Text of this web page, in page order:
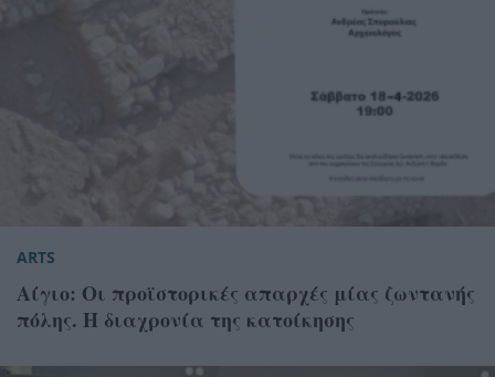
ARTS
Αίγιο: Οι προϊστορικές απαρχές μίας ζωντανής
πόλης. Η διαχρονία της κατοίκησης